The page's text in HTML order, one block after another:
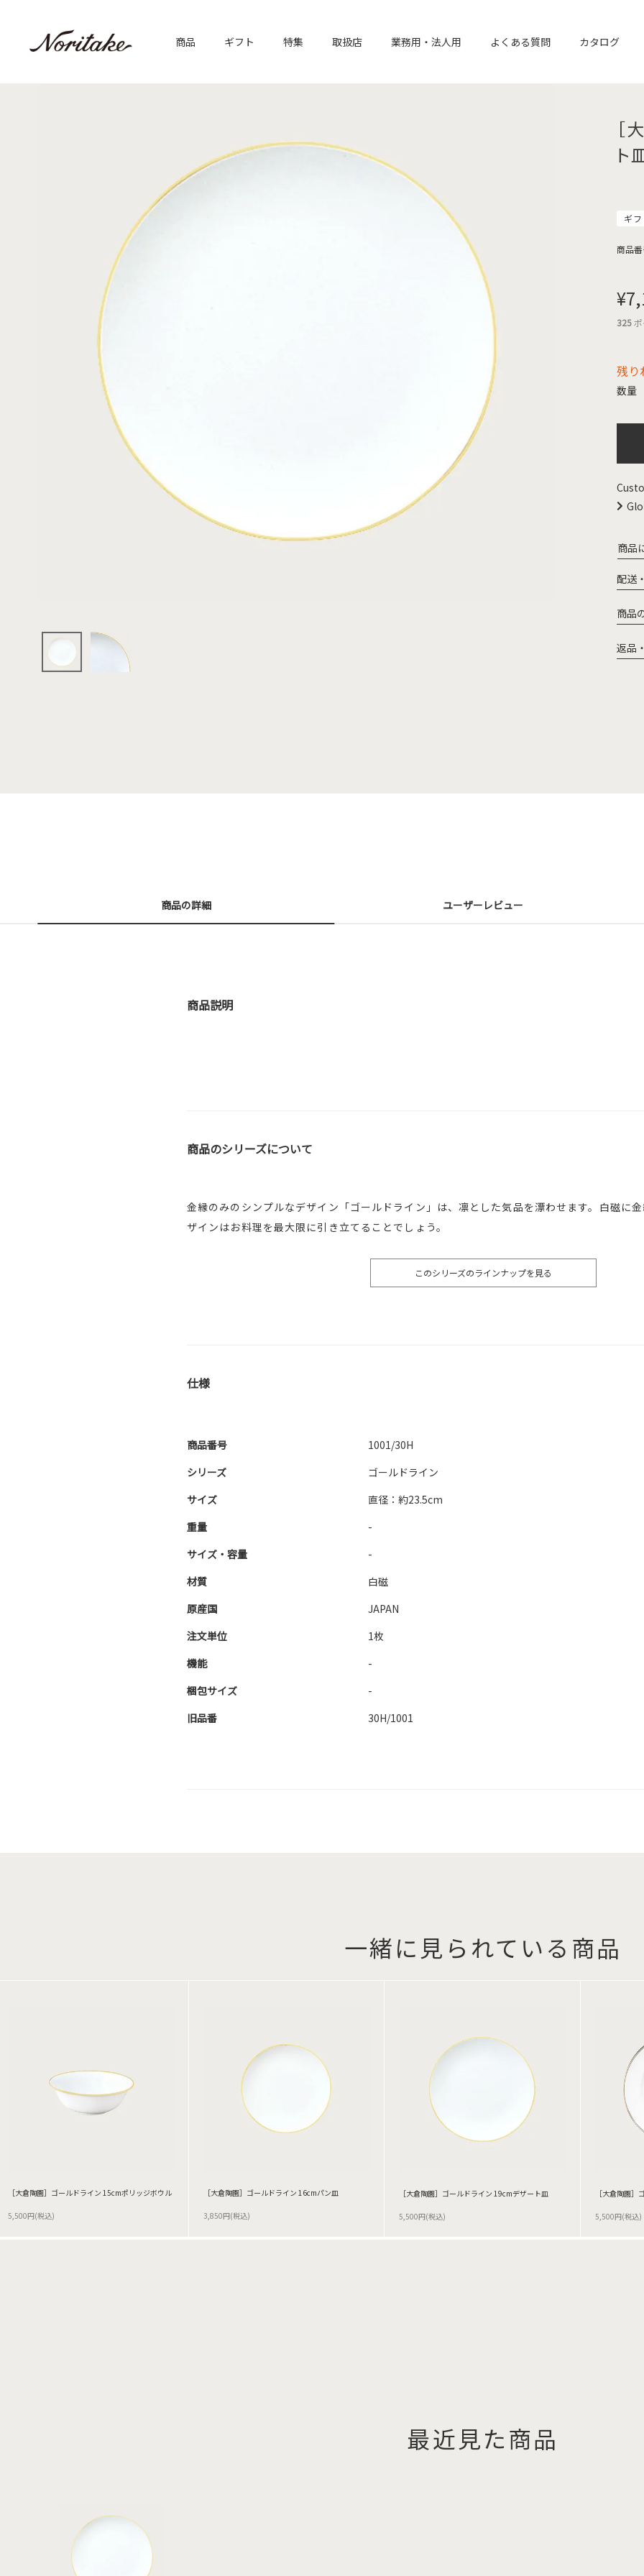
商品 ギフト 特集 取扱店 業務用・法人用 よくある質問 カタログ
［
ト
ギ
商品
¥
325
残り
商品
配送
商品
返品
商品の詳細 ユーザーレビュー
商品説明
商品のシリーズについて
金縁のみのシンプルなデザイン「ゴールドライン」は、凛とした気品を漂わせます。白磁に
ザインはお料理を最大限に引き立てることでしょう。
このシリーズのラインナップを見る
仕様
商品番号
1001/30H
シリーズ
ゴールドライン
サイズ
直径：約23.5cm
重量
-
サイズ・容量
-
材質
白磁
原産国
JAPAN
注文単位
1枚
機能
-
梱包サイズ
-
旧品番
30H/1001
一緒に見られている商品
［大倉陶園］ゴールドライン 15cmポリッジボウル
5,500円(税込)
［大倉陶園］ゴールドライン 16cmパン皿
3,850円(税込)
［大倉陶園］ゴールドライン 19cmデザート皿
5,500円(税込)
［大倉陶園
5,500円(税込)
最近見た商品